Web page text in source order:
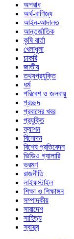
অপরাধ
অর্থ-বাণিজ্য
আইন-আদালত
আন্তর্জাতিক
কৃষি বার্তা
খেলাধুলা
চাকরি
জাতীয়
তথ্যপ্রযুক্তি
ধর্ম
পরিবেশ ও জলবায়ু
প্রচ্ছদ
প্রবাসের খবর
প্রযুক্তি
ফ্যাশন
বিনোদন
বিশেষ প্রতিবেদন
ভিডিও গ্যালারি
ভ্রমণ
রাজনীতি
লাইফস্টাইল
শিক্ষা ও শিক্ষাঙ্গন
সম্পাদকীয়
সারাদেশ
সাহিত্য
স্বাস্থ্য